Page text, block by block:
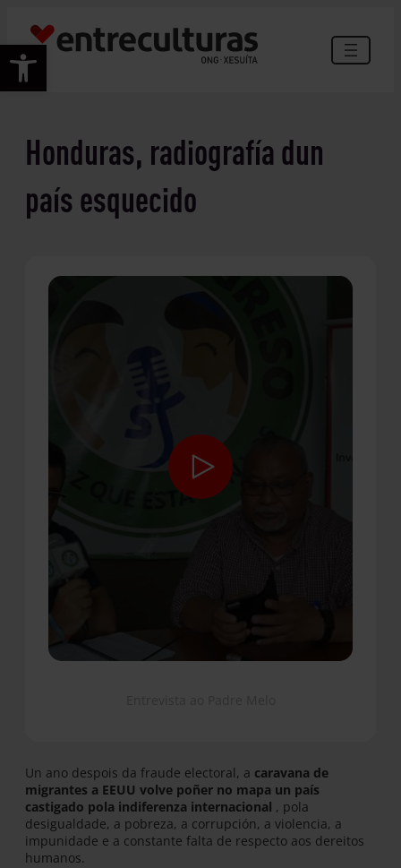
Abrir barra de ferramentas
contido
Honduras, radiografía dun
país esquecido
Un ano despois da fraude electoral, a caravana de
migrantes a EEUU volve poñer no mapa un país
castigado pola indiferenza internacional , pola
desigualdade, a pobreza, a corrupción, a violencia, a
impunidade e a constante falta de respecto aos dereitos
humanos.